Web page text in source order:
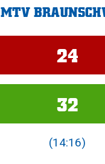
MTV
24
32
(14:16)